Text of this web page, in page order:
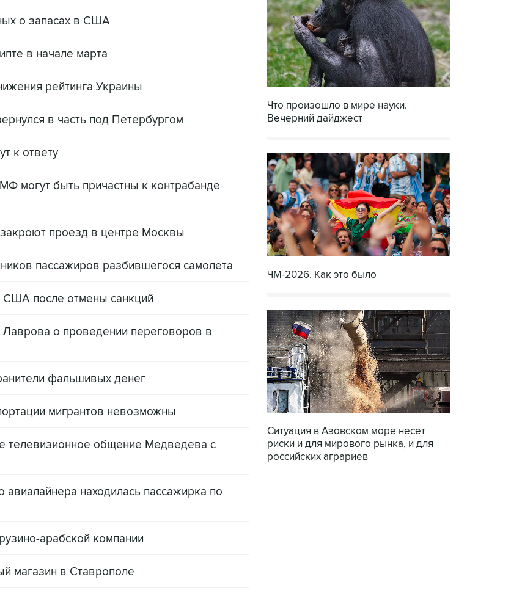
о запасах в США
в начале марта
рейтинга Украины
в часть под Петербургом
к ответу
могут быть причастны к контрабанде
проезд в центре Москвы
пассажиров разбившегося самолета
США после отмены санкций
о проведении переговоров в
фальшивых денег
мигрантов невозможны
телевизионное общение Медведева с
находилась пассажирка по
арабской компании
магазин в Ставрополе
Что произошло в мире науки.
Вечерний дайджест
ЧМ-2026. Как это было
Ситуация в Азовском море несет
риски и для мирового рынка, и для
российских аграриев